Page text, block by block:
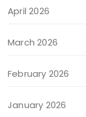
April 2026
March 2026
February 2026
January 2026